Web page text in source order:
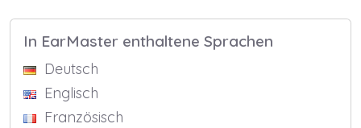
In EarMaster enthaltene Sprachen
Deutsch
Englisch
Französisch